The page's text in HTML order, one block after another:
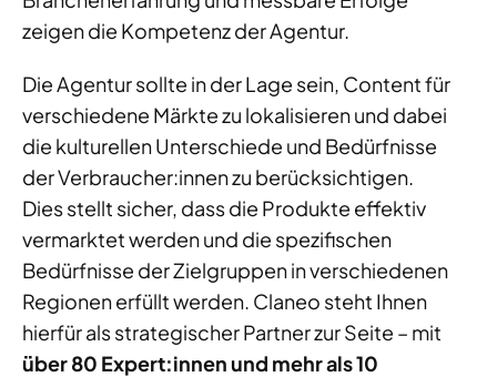
zeigen die Kompetenz der Agentur.
Die Agentur sollte in der Lage sein, Content für
verschiedene Märkte zu lokalisieren und dabei
die kulturellen Unterschiede und Bedürfnisse
der Verbraucher:innen zu berücksichtigen.
Dies stellt sicher, dass die Produkte effektiv
vermarktet werden und die spezifischen
Bedürfnisse der Zielgruppen in verschiedenen
Regionen erfüllt werden. Claneo steht Ihnen
hierfür als strategischer Partner zur Seite – mit
über 80 Expert:innen und mehr als 10